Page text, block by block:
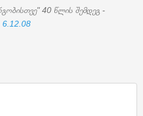
40 წლის შემდეგ -
6.12.08